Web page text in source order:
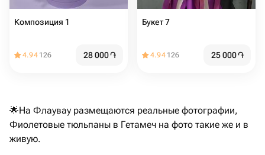
Композиция 1
4.94 126 28 000֏
Букет 7
4.94 126 25 000֏
🌟На Флаувау размещаются реальные фотографии,
Фиолетовые тюльпаны в Гетамеч на фото такие же и в
живую.